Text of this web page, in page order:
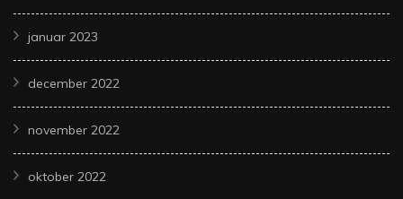
januar 2023
december 2022
november 2022
oktober 2022